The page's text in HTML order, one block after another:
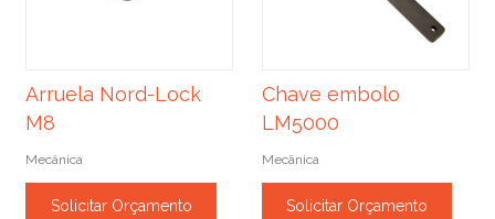
Arruela Nord-Lock
M8
Mecânica
Solicitar Orçamento
Chave embolo
LM5000
Mecânica
Solicitar Orçamento